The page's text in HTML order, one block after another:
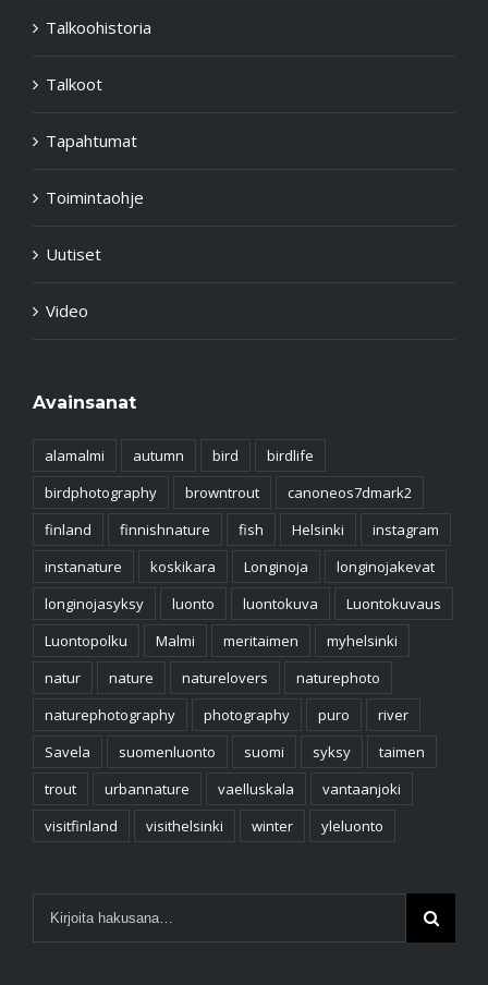
Talkoohistoria
Talkoot
Tapahtumat
Toimintaohje
Uutiset
Video
Avainsanat
alamalmi autumn bird
birdlife
birdphotography
browntrout
canoneos7dmark2
finland
finnishnature fish Helsinki
instagram
instanature
koskikara Longinoja
longinojakevat
longinojasyksy
luonto luontokuva
Luontokuvaus
Luontopolku
Malmi meritaimen
myhelsinki
natur
nature naturelovers
naturephoto
naturephotography
photography puro
river
Savela
suomenluonto suomi syksy
taimen
trout
urbannature vaelluskala
vantaanjoki
visitfinland
visithelsinki winter yleluonto